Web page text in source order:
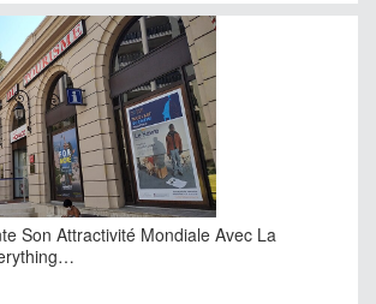
Son Attractivité Mondiale Avec La